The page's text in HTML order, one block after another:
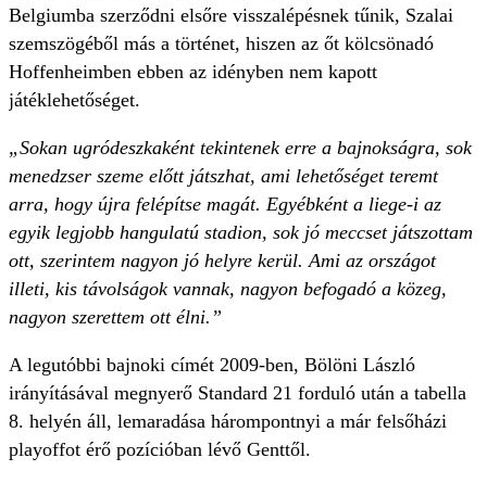
Belgiumba szerződni elsőre visszalépésnek tűnik, Szalai
szemszögéből más a történet, hiszen az őt kölcsönadó
Hoffenheimben ebben az idényben nem kapott
játéklehetőséget.
„Sokan ugródeszkaként tekintenek erre a bajnokságra, sok
menedzser szeme előtt játszhat, ami lehetőséget teremt
arra, hogy újra felépítse magát. Egyébként a liege-i az
egyik legjobb hangulatú stadion, sok jó meccset játszottam
ott, szerintem nagyon jó helyre kerül. Ami az országot
illeti, kis távolságok vannak, nagyon befogadó a közeg,
nagyon szerettem ott élni.”
A legutóbbi bajnoki címét 2009-ben, Bölöni László
irányításával megnyerő Standard 21 forduló után a tabella
8. helyén áll, lemaradása hárompontnyi a már felsőházi
playoffot érő pozícióban lévő Genttől.